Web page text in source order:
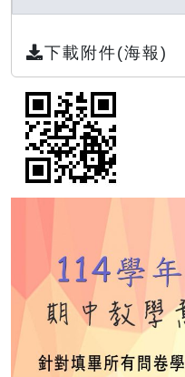
下載附件(海報)